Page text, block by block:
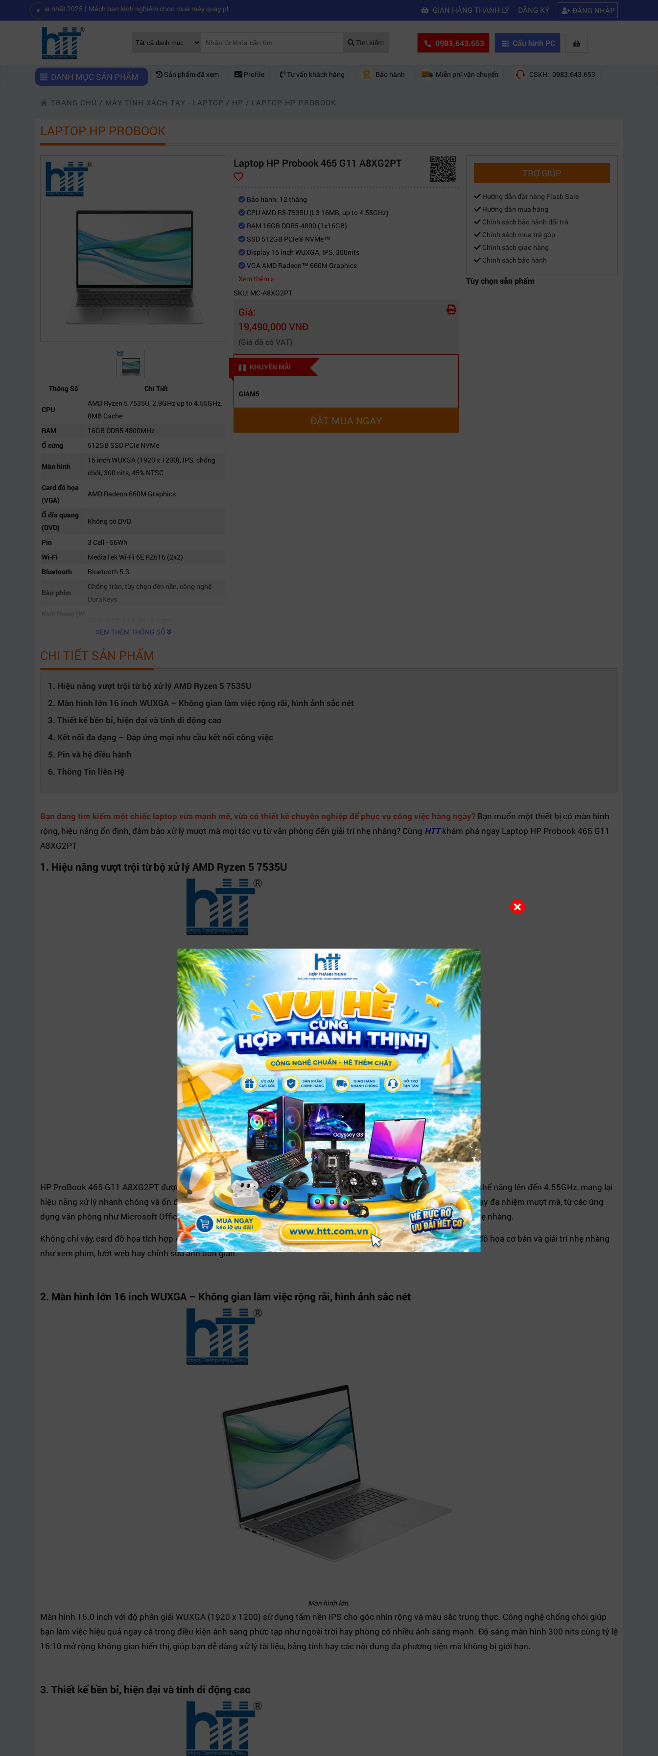
nhất 2025 |Mách bạn kinh nghiệm chọn mua máy quay phim chuyên nghiệp Mách bạn 5 cách khắc phục laptop không kết nối được wifi|Kinh nghiệm
GIAN HÀNG THANH LÝ ĐĂNG KÝ ĐĂNG NHẬP
Tìm kiếm 0983.643.653 Cấu hình PC
DANH MỤC SẢN PHẨM Sản phẩm đã xem Profile Tư vấn khách hàng Bảo hành Miễn phí vận chuyển CSKH: 0983.643.653
TRANG CHỦ / MÁY TÍNH XÁCH TAY - LAPTOP / HP / LAPTOP HP PROBOOK
LAPTOP HP PROBOOK
Thông Số Chi Tiết
CPU
AMD Ryzen 5 7535U, 2.9GHz up to 4.55GHz,
8MB Cache
RAM
16GB DDR5 4800MHz
Ổ cứng
512GB SSD PCIe NVMe
Màn hình
16 inch WUXGA (1920 x 1200), IPS, chống
chói, 300 nits, 45% NTSC
Card đồ họa
(VGA)
AMD Radeon 660M Graphics
Ổ đĩa quang
(DVD)
Không có DVD
Pin
3 Cell - 56Wh
Wi-Fi
MediaTek Wi-Fi 6E RZ616 (2x2)
Bluetooth
Bluetooth 5.3
Bàn phím
Chống tràn, tùy chọn đèn nền, công nghệ
DuraKeys
Cổng kết nối
2 x USB-C 10Gbps (PD, DP 1.4)
2 x USB-A 5Gbps (1 sạc, 1 PD)
1 x HDMI 2.1
1 x combo tai nghe/mic
1 x RJ-45
Cổng xuất
hình
USB Type-C, HDMI
Kết nối mạng
RJ-45
Webcam FH
Hệ điều hành
Windows 11 Home Single
Chất liệu vỏ
Nhôm nguyên khối (Aluminium)
Bảo mật
Đèn bàn phím
Có đèn bàn phím
XEM THÊM THÔNG SỐ
Laptop HP Probook 465 G11 A8XG2PT
Bảo hành: 12 tháng
CPU AMD R5-7535U (L3 16MB, up to 4.55GHz)
RAM 16GB DDR5-4800 (1x16GB)
SSD 512GB PCIe® NVMe™
Display 16 inch WUXGA, IPS, 300nits
VGA AMD Radeon™ 660M Graphics
Xem thêm >
SKU: MC-A8XG2PT
Giá:
19,490,000 VNĐ
(Giá đã có VAT)
KHUYẾN MÃI
GIAM5
ĐẶT MUA NGAY
TRỢ GIÚP
Hướng dẫn đặt hàng Flash Sale
Hướng dẫn mua hàng
Chính sách bảo hành đổi trả
Chính sách mua trả góp
Chính sách giao hàng
Chính sách bảo hành
Tùy chọn sản phẩm
CHI TIẾT SẢN PHẨM
1. Hiệu năng vượt trội từ bộ xử lý AMD Ryzen 5 7535U
2. Màn hình lớn 16 inch WUXGA – Không gian làm việc rộng rãi, hình ảnh sắc nét
3. Thiết kế bền bỉ, hiện đại và tính di động cao
4. Kết nối đa dạng – Đáp ứng mọi nhu cầu kết nối công việc
5. Pin và hệ điều hành
6. Thông Tin liên Hệ
Bạn đang tìm kiếm một chiếc laptop vừa mạnh mẽ, vừa có thiết kế chuyên nghiệp để phục vụ công việc hàng ngày? Bạn muốn một thiết bị có màn hình
rộng, hiệu năng ổn định, đảm bảo xử lý mượt mà mọi tác vụ từ văn phòng đến giải trí nhẹ nhàng? Cùng HTTkhám phá ngay Laptop HP Probook 465 G11
A8XG2PT
1. Hiệu năng vượt trội từ bộ xử lý AMD Ryzen 5 7535U
Hiệu năng vượt trội.
HP ProBook 465 G11 A8XG2PT được trang bị bộ vi xử lý AMD Ryzen 5 7535U mạnh mẽ với tốc độ cơ bản 2.9GHz, có thể nâng lên đến 4.55GHz, mang lại
hiệu năng xử lý nhanh chóng và ổn định. Kết hợp với RAM 16GB DDR5 tốc độ 4800MHz, chiếc laptop này giúp bạn chạy đa nhiệm mượt mà, từ các ứng
dụng văn phòng như Microsoft Office, Google Workspace cho đến xử lý dữ liệu và cả các phần mềm chuyên ngành nhẹ nhàng.
Không chỉ vậy, card đồ họa tích hợp AMD Radeon 660M Graphics hỗ trợ hiển thị hình ảnh sắc nét, xử lý tốt các tác vụ đồ họa cơ bản và giải trí nhẹ nhàng
như xem phim, lướt web hay chỉnh sửa ảnh đơn giản.
2. Màn hình lớn 16 inch WUXGA – Không gian làm việc rộng rãi, hình ảnh sắc nét
Màn hình lớn.
Màn hình 16.0 inch với độ phân giải WUXGA (1920 x 1200) sử dụng tấm nền IPS cho góc nhìn rộng và màu sắc trung thực. Công nghệ chống chói giúp
bạn làm việc hiệu quả ngay cả trong điều kiện ánh sáng phức tạp như ngoài trời hay phòng có nhiều ánh sáng mạnh. Độ sáng màn hình 300 nits cùng tỷ lệ
16:10 mở rộng không gian hiển thị, giúp bạn dễ dàng xử lý tài liệu, bảng tính hay các nội dung đa phương tiện mà không bị giới hạn.
3. Thiết kế bền bỉ, hiện đại và tính di động cao